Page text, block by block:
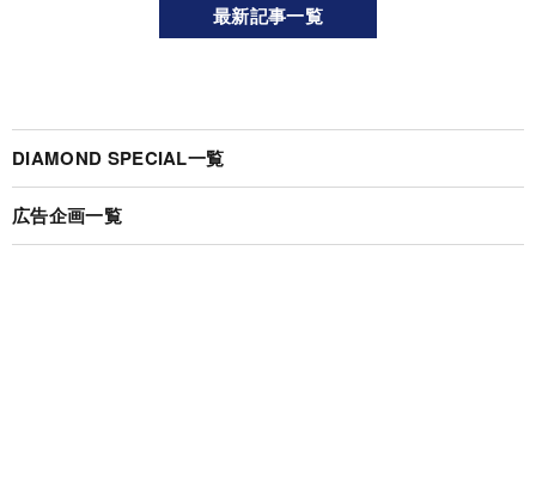
最新記事一覧
DIAMOND SPECIAL一覧
広告企画一覧